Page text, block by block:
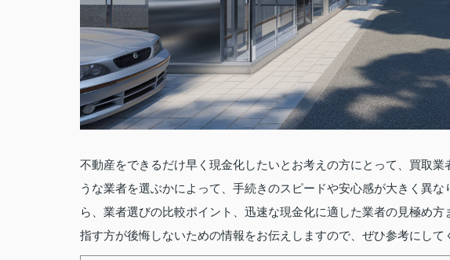
不動産をできるだけ早く現金化したいとお考えの方にとって、買取
うな業者を選ぶかによって、手続きのスピードや安心感が大きく異
ら、業者選びの比較ポイント、迅速な現金化に適した業者の見極め
指す方が後悔しないための情報をお伝えしますので、ぜひ参考にして